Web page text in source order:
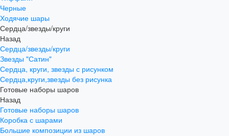
Черные
Ходячие шары
Сердца/звезды/круги
Назад
Сердца/звезды/круги
Звезды "Сатин"
Сердца, круги, звезды с рисунком
Сердца,круги,звезды без рисунка
Готовые наборы шаров
Назад
Готовые наборы шаров
Коробка с шарами
Большие композиции из шаров